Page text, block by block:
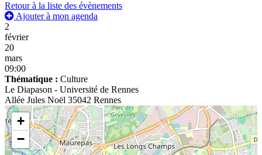
Retour à la liste des évènements
Ajouter à mon agenda
2
février
20
mars
09:00
Thématique : Culture
Le Diapason - Université de Rennes
Allée Jules Noël 35042 Rennes
+
−